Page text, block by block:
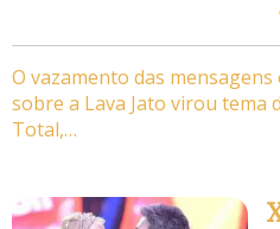
O vazamento das
sobre a Lava Jato virou tema
Total,…